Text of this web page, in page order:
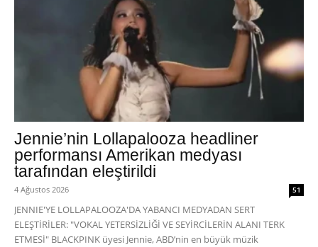
Jennie’nin Lollapalooza headliner
performansı Amerikan medyası
tarafından eleştirildi
4 Ağustos 2026 51
JENNIE'YE LOLLAPALOOZA'DA YABANCI MEDYADAN SERT
ELEŞTİRİLER: "VOKAL YETERSİZLİĞİ VE SEYİRCİLERİN ALANI TERK
ETMESİ" BLACKPINK üyesi Jennie, ABD’nin en büyük müzik